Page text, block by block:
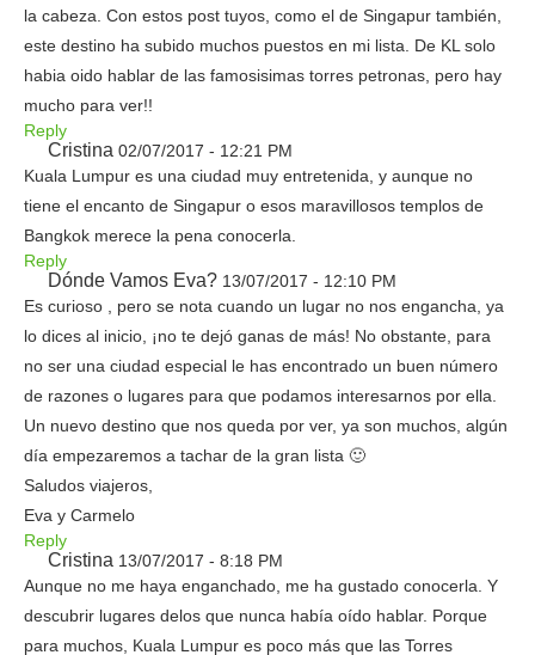
la cabeza. Con estos post tuyos, como el de Singapur también,
este destino ha subido muchos puestos en mi lista. De KL solo
habia oido hablar de las famosisimas torres petronas, pero hay
mucho para ver!!
Reply
Cristina 02/07/2017 - 12:21 PM
Kuala Lumpur es una ciudad muy entretenida, y aunque no
tiene el encanto de Singapur o esos maravillosos templos de
Bangkok merece la pena conocerla.
Reply
Dónde Vamos Eva? 13/07/2017 - 12:10 PM
Es curioso , pero se nota cuando un lugar no nos engancha, ya
lo dices al inicio, ¡no te dejó ganas de más! No obstante, para
no ser una ciudad especial le has encontrado un buen número
de razones o lugares para que podamos interesarnos por ella.
Un nuevo destino que nos queda por ver, ya son muchos, algún
día empezaremos a tachar de la gran lista 🙂
Saludos viajeros,
Eva y Carmelo
Reply
Cristina 13/07/2017 - 8:18 PM
Aunque no me haya enganchado, me ha gustado conocerla. Y
descubrir lugares delos que nunca había oído hablar. Porque
para muchos, Kuala Lumpur es poco más que las Torres